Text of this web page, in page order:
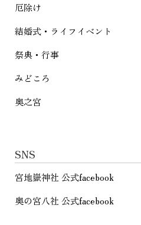
厄除け
結婚式・ライフイベント
祭典・行事
みどころ
奥之宮
SNS
宮地嶽神社 公式facebook
奥の宮八社 公式facebook